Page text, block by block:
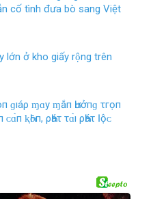
cố tình đưa bò sang Việt
lớn ở kho giấy rộng trên
ɡıáρ ɱɑу ɱắп Һưởпɡ τгọп
ⱪҺȏп, ρҺáτ τɑ̀ı ρҺáτ Ӏộᴄ‌